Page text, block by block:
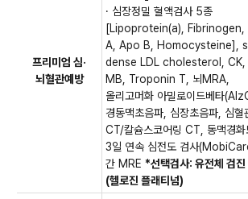
프리미엄 심·
뇌혈관예방
· 심장정밀 혈액검사 5종
[Lipoprotein(a), Fibrinogen,
A, Apo B, Homocysteine],
dense LDL cholesterol, CK,
MB, Troponin T, 뇌MRA,
올리고머화 아밀로이드베타
경동맥초음파, 심장초음파, 심혈
CT/칼슘스코어링 CT, 동맥경화
3일 연속 심전도 검사
간 MRE *선택검사: 유전체 검진
(헬로진 플래티넘)